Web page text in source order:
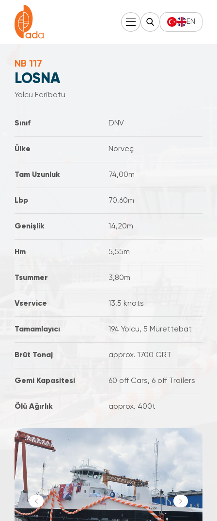
EN
NB 117
LOSNA
Yolcu Feribotu
Sınıf DNV
Ülke Norveç
Tam Uzunluk 74,00m
Lbp 70,60m
Genişlik 14,20m
Hm 5,55m
Tsummer 3,80m
Vservice 13,5 knots
Tamamlayıcı 194 Yolcu, 5 Mürettebat
Brüt Tonaj approx. 1700 GRT
Gemi Kapasitesi 60 off Cars, 6 off Trailers
Ölü Ağırlık approx. 400t